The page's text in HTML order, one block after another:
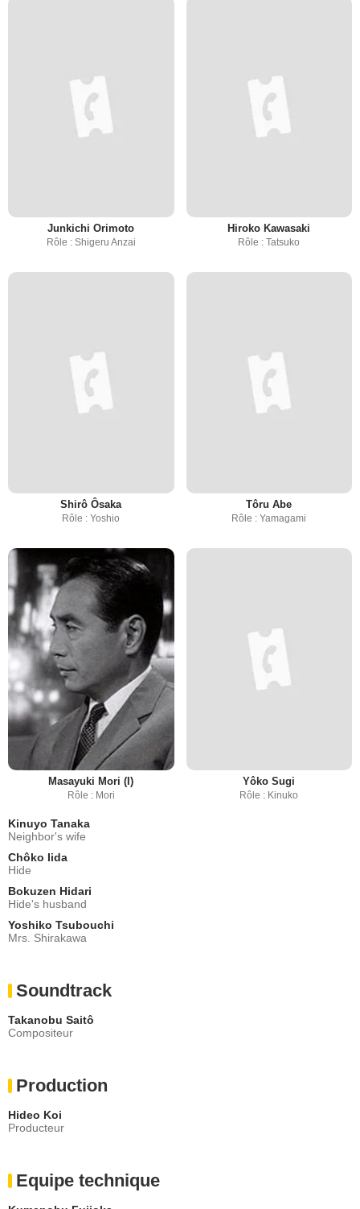
Junkichi Orimoto
Rôle : Shigeru Anzai
Hiroko Kawasaki
Rôle : Tatsuko
Shirô Ôsaka
Rôle : Yoshio
Tôru Abe
Rôle : Yamagami
Masayuki Mori (I)
Rôle : Mori
Yôko Sugi
Rôle : Kinuko
Kinuyo Tanaka
Neighbor's wife
Chôko Iida
Hide
Bokuzen Hidari
Hide's husband
Yoshiko Tsubouchi
Mrs. Shirakawa
Soundtrack
Takanobu Saitô
Compositeur
Production
Hideo Koi
Producteur
Equipe technique